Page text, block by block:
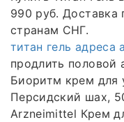
990 руб. Доставка
странам СНГ.
титан гель адреса
продлить половой
Биоритм крем для
Персидский шах,
Arzneimittel Крем